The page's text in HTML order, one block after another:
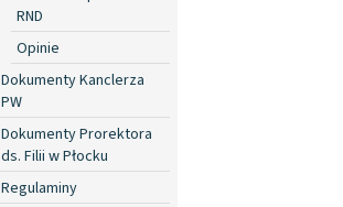
RND
Opinie
Dokumenty Kanclerza
PW
Dokumenty Prorektora
ds. Filii w Płocku
Regulaminy